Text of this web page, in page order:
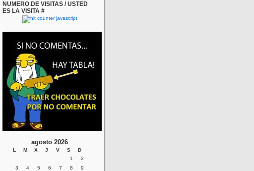
NUMERO DE VISITAS / USTED
ES LA VISITA #
agosto 2026
L M X J V S
D
1
2
3
4 5 6 7 8
9